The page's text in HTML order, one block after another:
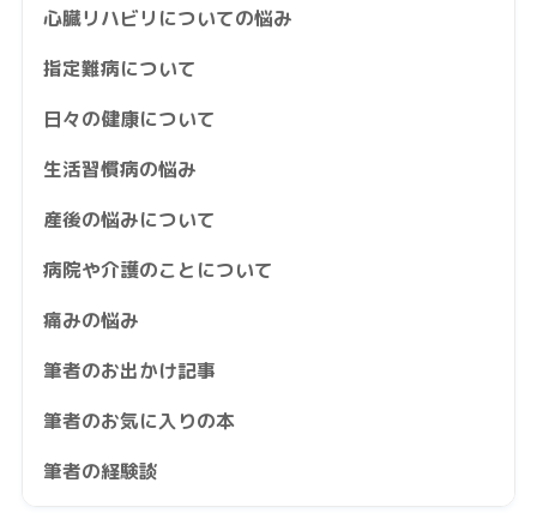
心臓リハビリについての悩み
指定難病について
日々の健康について
生活習慣病の悩み
産後の悩みについて
病院や介護のことについて
痛みの悩み
筆者のお出かけ記事
筆者のお気に入りの本
筆者の経験談